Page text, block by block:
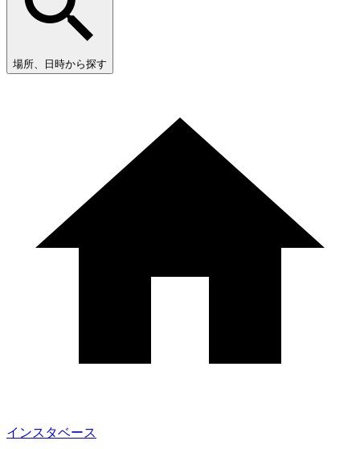
場所、日時から探す
インスタベース